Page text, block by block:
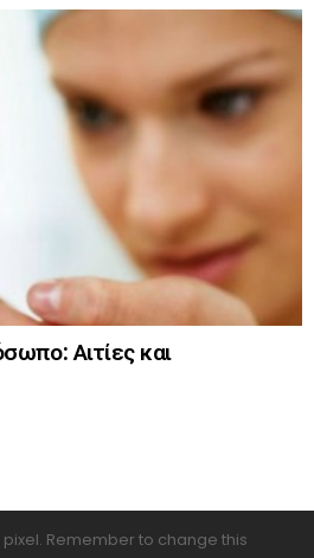
Αιτίες και
Remember to change this